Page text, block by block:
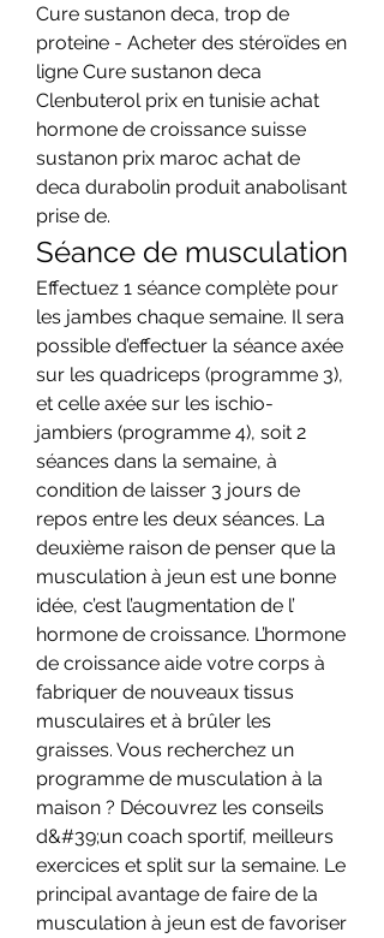
Cure sustanon deca, trop de
proteine - Acheter des stéroïdes en
ligne Cure sustanon deca
Clenbuterol prix en tunisie achat
hormone de croissance suisse
sustanon prix maroc achat de
deca durabolin produit anabolisant
prise de.
Séance de musculation
Effectuez 1 séance complète pour
les jambes chaque semaine. Il sera
possible d’effectuer la séance axée
sur les quadriceps (programme 3),
et celle axée sur les ischio-
jambiers (programme 4), soit 2
séances dans la semaine, à
condition de laisser 3 jours de
repos entre les deux séances. La
deuxième raison de penser que la
musculation à jeun est une bonne
idée, c’est l’augmentation de l’
hormone de croissance. L’hormone
de croissance aide votre corps à
fabriquer de nouveaux tissus
musculaires et à brûler les
graisses. Vous recherchez un
programme de musculation à la
maison ? Découvrez les conseils
d&#39;un coach sportif, meilleurs
exercices et split sur la semaine. Le
principal avantage de faire de la
musculation à jeun est de favoriser